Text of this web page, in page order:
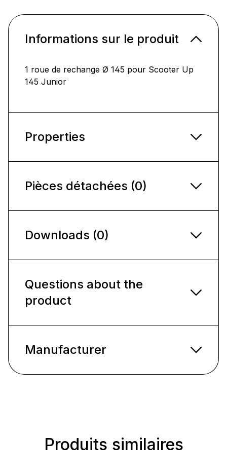
Informations sur le produit
1 roue de rechange Ø 145 pour Scooter Up
145 Junior
Properties
Pièces détachées (0)
Downloads (0)
Questions about the
product
Manufacturer
Ignorer la galerie de produits
Produits similaires